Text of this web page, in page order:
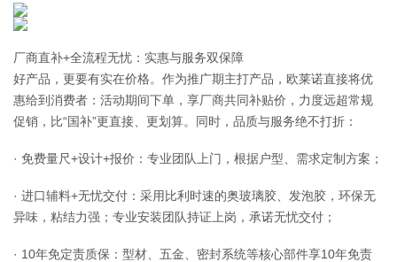
厂商直补+全流程无忧：实惠与服务双保障
好产品，更要有实在价格。作为推广期主打产品，欧莱诺直接将优
惠给到消费者：活动期间下单，享厂商共同补贴价，力度远超常规
促销，比“国补”更直接、更划算。同时，品质与服务绝不打折：
· 免费量尺+设计+报价：专业团队上门，根据户型、需求定制方案；
· 进口辅料+无忧交付：采用比利时速的奥玻璃胶、发泡胶，环保无
异味，粘结力强；专业安装团队持证上岗，承诺无忧交付；
· 10年免定责质保：型材、五金、密封系统等核心部件享10年免责